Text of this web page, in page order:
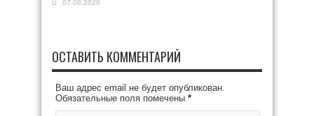
07.08.2026
ОСТАВИТЬ КОММЕНТАРИЙ
Ваш адрес email не будет опубликован.
Обязательные поля помечены *